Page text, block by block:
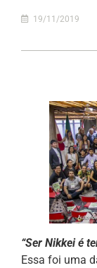
19/11/2019
“Ser Nikkei é
Essa foi uma